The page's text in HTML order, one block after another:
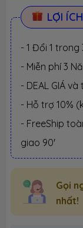
LỢI
- 1 Đổi 1 trong
- Miễn phí 3
- DEAL GIÁ
- Hỗ trợ 10%
- FreeShip
giao 90'
Gọi
nhất!